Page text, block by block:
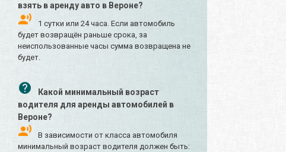
взять в аренду авто в Вероне?
1 сутки или 24 часа. Если автомобиль
будет возвращён раньше срока, за
неиспользованные часы сумма возвращена не
будет.
Какой минимальный возраст
водителя для аренды автомобилей в
Вероне?
В зависимости от класса автомобиля
минимальный возраст водителя должен быть: